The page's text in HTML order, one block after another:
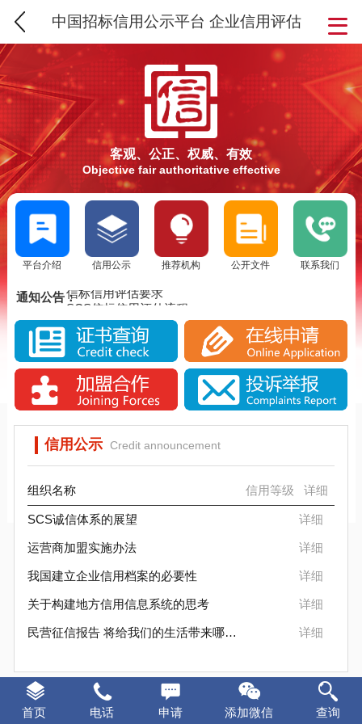
首页 电话 申请 添加微信 查询
中国招标信用公示平台 企业信用评估
客观、公正、权威、有效
Objective fair authoritative effective
平台介绍 信用公示 推荐机构 公开文件 联系我们
通知公告：
SCS信用评估介绍
信标信用评估要求
SCS信标信用评估流程
实施SCS诚信评估的意义
SCS信标信用评估背景分析
SCS信用评估是否被消费者认可？
信标信用评估要求
SCS信标信用评估流程
实施SCS诚信评估的意义
SCS信标信用评估背景分析
SCS信用评估是否被消费者认可？
信用公示 Credit announcement
组织名称 信用等级 详细
SCS诚信体系的展望 详细
运营商加盟实施办法 详细
我国建立企业信用档案的必要性 详细
关于构建地方信用信息系统的思考 详细
民营征信报告 将给我们的生活带来哪些变化 详细
证书样本Certificate sample